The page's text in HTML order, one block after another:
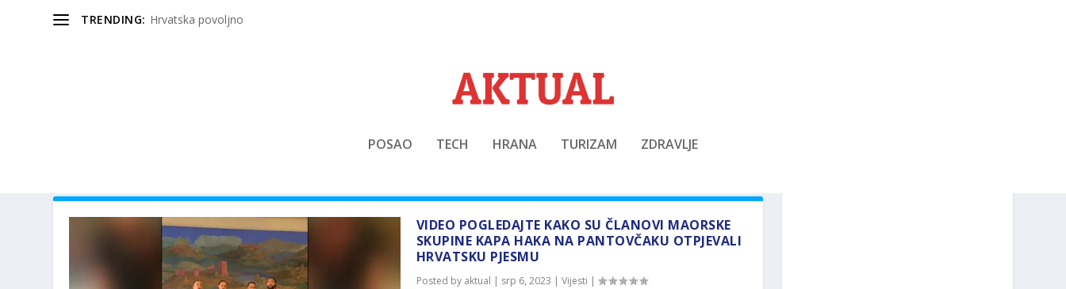
TRENDING: Hrvatska povoljno
POSAO TECH HRANA TURIZAM ZDRAVLJE
VIDEO POGLEDAJTE KAKO SU ČLANOVI MAORSKE
SKUPINE KAPA HAKA NA PANTOVČAKU OTPJEVALI
HRVATSKU PJESMU
Posted by aktual | srp 6, 2023 | Vijesti |